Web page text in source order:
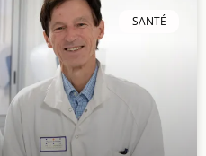
SANTÉ